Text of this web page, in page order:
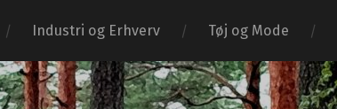
Industri og Erhverv Tøj og Mode